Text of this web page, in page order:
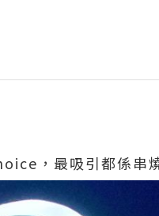
，最吸引都係串